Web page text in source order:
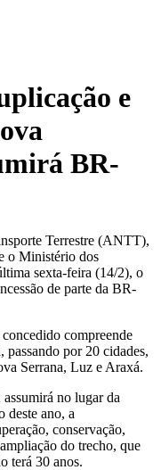
e
BR-
Terrestre (ANTT),
o Ministério dos
sexta-feira (14/2), o
de parte da BR-
compreende
por 20 cidades,
Serrana, Luz e Araxá.
no lugar da
deste ano, a
conservação,
do trecho, que
terá 30 anos.